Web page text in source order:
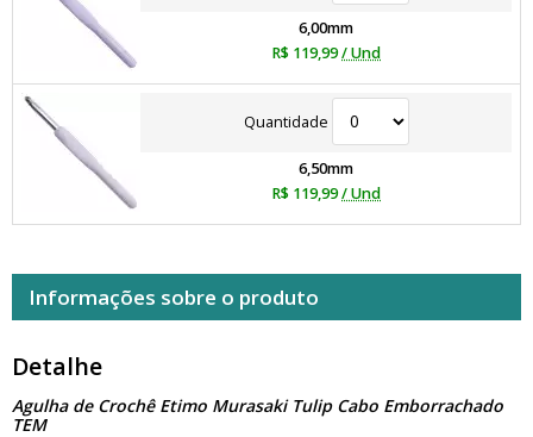
6,00mm
R$ 119,99/ Und
Quantidade
6,50mm
R$ 119,99/ Und
Informações sobre o produto
Detalhe
Agulha de Crochê Etimo Murasaki Tulip Cabo Emborrachado
TEM